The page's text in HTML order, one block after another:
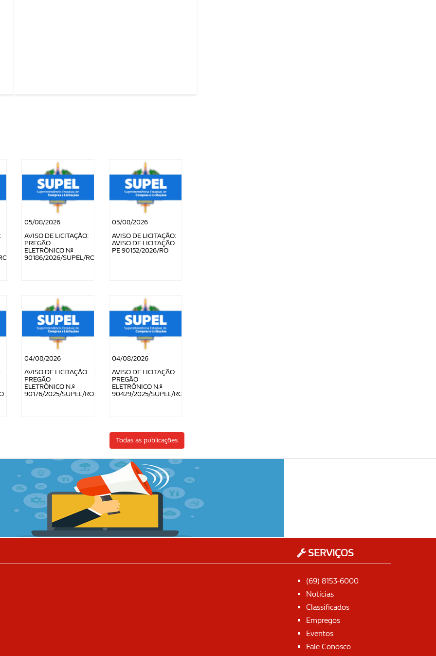
05/08/2026
AVISO DE LICITAÇÃO:
PREGÃO
ELETRÔNICO Nº
90186/2026/SUPEL/RO
05/08/2026
AVISO DE LICITAÇÃO:
AVISO DE LICITAÇÃO
PE 90152/2026/RO
04/08/2026
AVISO DE LICITAÇÃO:
PREGÃO
ELETRÔNICO N.º
90176/2025/SUPEL/RO
04/08/2026
AVISO DE LICITAÇÃO:
PREGÃO
ELETRÔNICO N.º
90429/2025/SUPEL/RO
Todas as publicações
SERVIÇOS
(69) 8153-6000
Notícias
Classificados
Empregos
Eventos
Fale Conosco